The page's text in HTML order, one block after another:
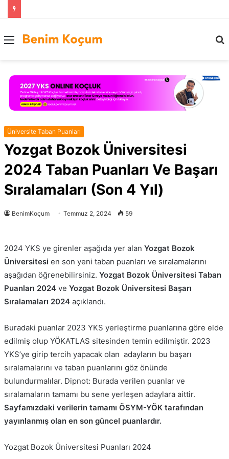
Menü
Üniversite Taban Puanları
Yozgat Bozok Üniversitesi
2024 Taban Puanları Ve Başarı
Sıralamaları (Son 4 Yıl)
BenimKoçum Temmuz 2, 2024 59
2024 YKS ye girenler aşağıda yer alan Yozgat Bozok
Üniversitesi en son yeni taban puanları ve sıralamalarını
aşağıdan öğrenebilirsiniz. Yozgat Bozok Üniversitesi Taban
Puanları 2024 ve Yozgat Bozok Üniversitesi Başarı
Sıralamaları 2024 açıklandı.
Buradaki puanlar 2023 YKS yerleştirme puanlarına göre elde
edilmiş olup YÖKATLAS sitesinden temin edilmiştir. 2023
YKS’ye girip tercih yapacak olan adayların bu başarı
sıralamalarını ve taban puanlarını göz önünde
bulundurmalılar. Dipnot: Burada verilen puanlar ve
sıralamaların tamamı bu sene yerleşen adaylara aittir.
Sayfamızdaki verilerin tamamı ÖSYM-YÖK tarafından
yayınlanmış olan en son güncel puanlardır.
Yozgat Bozok Üniversitesi Puanları 2024